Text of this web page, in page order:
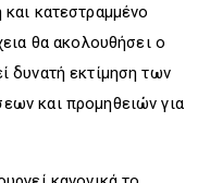
κατεστραμμένο
θα ακολουθήσει ο
δυνατή εκτίμηση των
και προμηθειών για